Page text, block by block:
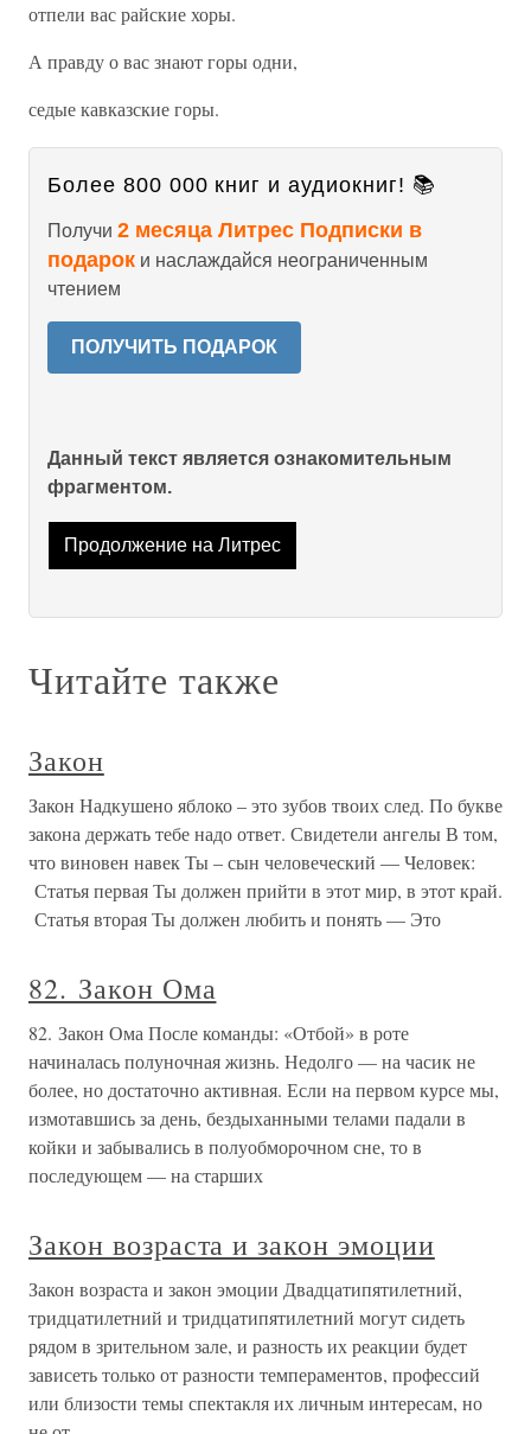
отпели вас райские хоры.
А правду о вас знают горы одни,
седые кавказские горы.
Более 800 000 книг и аудиокниг! 📚
Получи 2 месяца Литрес Подписки в
подарок и наслаждайся неограниченным
чтением
ПОЛУЧИТЬ ПОДАРОК
Данный текст является ознакомительным
фрагментом.
Продолжение на Литрес
Читайте также
Закон
Закон Надкушено яблоко – это зубов твоих след. По букве
закона держать тебе надо ответ. Свидетели ангелы В том,
что виновен навек Ты – сын человеческий — Человек:
Статья первая Ты должен прийти в этот мир, в этот край.
Статья вторая Ты должен любить и понять — Это
82. Закон Ома
82. Закон Ома После команды: «Отбой» в роте
начиналась полуночная жизнь. Недолго — на часик не
более, но достаточно активная. Если на первом курсе мы,
измотавшись за день, бездыханными телами падали в
койки и забывались в полуобморочном сне, то в
последующем — на старших
Закон возраста и закон эмоции
Закон возраста и закон эмоции Двадцатипятилетний,
тридцатилетний и тридцатипятилетний могут сидеть
рядом в зрительном зале, и разность их реакции будет
зависеть только от разности темпераментов, профессий
или близости темы спектакля их личным интересам, но